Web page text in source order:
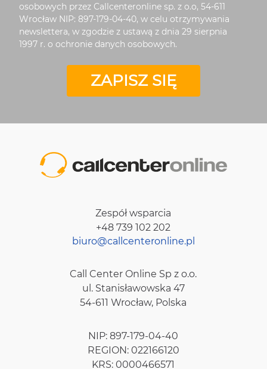
osobowych przez Callcenteronline sp. z o.o, 54-611
Wrocław NIP: 897-179-04-40, w celu otrzymywania
newslettera, w zgodzie z ustawą z dnia 29 sierpnia
1997 r. o ochronie danych osobowych.
ZAPISZ SIĘ
Zespół wsparcia
+48 739 102 202
biuro@callcenteronline.pl
Call Center Online Sp z o.o.
ul. Stanisławowska 47
54-611 Wrocław, Polska
NIP: 897-179-04-40
REGION: 022166120
KRS: 0000466571